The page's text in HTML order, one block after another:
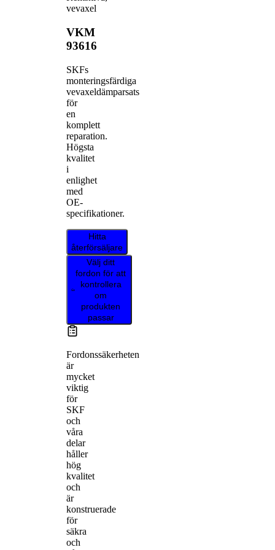
vevaxel
VKM
93616
SKFs
monteringsfärdiga
vevaxeldämparsats
för
en
komplett
reparation.
Högsta
kvalitet
i
enlighet
med
OE-
specifikationer.
Hitta
återförsäljare
Välj ditt
fordon för att
kontrollera
om
produkten
passar
Fordonssäkerheten
är
mycket
viktig
för
SKF
och
våra
delar
håller
hög
kvalitet
och
är
konstruerade
för
säkra
och